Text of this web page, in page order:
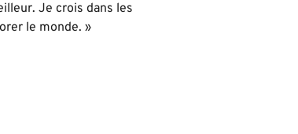
Je crois dans les
le monde. »